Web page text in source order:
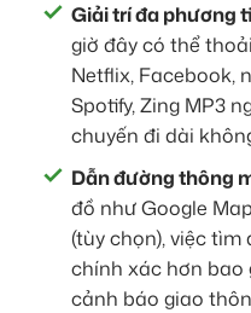
Giải trí đa phương
giờ đây có thể
Netflix, Facebook,
Spotify, Zing MP3
chuyến đi dài
Dẫn đường thông
đồ như Google
(tùy chọn), việc
chính xác hơn bao
cảnh báo giao